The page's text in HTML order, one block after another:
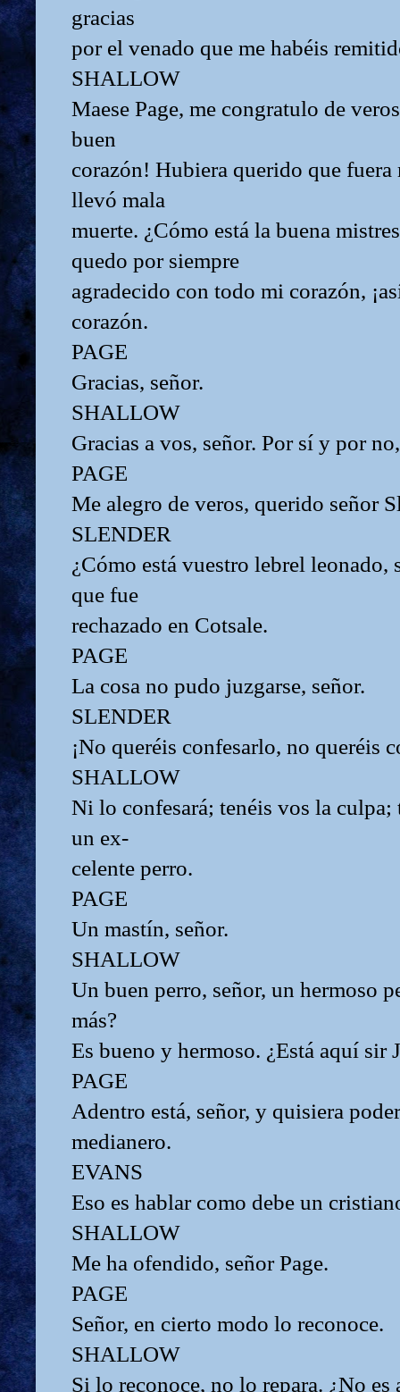
gracias
por el venado que me habéis
SHALLOW
Maese Page, me congratulo de
buen
corazón! Hubiera querido que
llevó mala
muerte. ¿Cómo está la buena
quedo por siempre
agradecido con todo mi corazón,
corazón.
PAGE
Gracias, señor.
SHALLOW
Gracias a vos, señor. Por sí y por
PAGE
Me alegro de veros, querido señor
SLENDER
¿Cómo está vuestro lebrel leonado,
que fue
rechazado en Cotsale.
PAGE
La cosa no pudo juzgarse, señor.
SLENDER
¡No queréis confesarlo, no queréis
SHALLOW
Ni lo confesará; tenéis vos la culpa;
un ex-
celente perro.
PAGE
Un mastín, señor.
SHALLOW
Un buen perro, señor, un hermoso
más?
Es bueno y hermoso. ¿Está aquí sir
PAGE
Adentro está, señor, y quisiera
medianero.
EVANS
Eso es hablar como debe un
SHALLOW
Me ha ofendido, señor Page.
PAGE
Señor, en cierto modo lo reconoce.
SHALLOW
Si lo reconoce, no lo repara. ¿No es